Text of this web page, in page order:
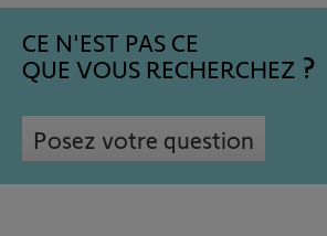
CE N'EST PAS CE
QUE VOUS RECHERCHEZ
Posez votre question